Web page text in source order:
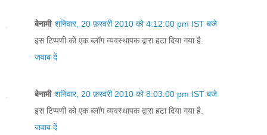
बेनामी शनिवार, 20 फ़रवरी 2010 को 4:12:00 pm IST बजे
इस टिप्पणी को एक ब्लॉग व्यवस्थापक द्वारा हटा दिया गया है.
जवाब दें
बेनामी शनिवार, 20 फ़रवरी 2010 को 8:03:00 pm IST बजे
इस टिप्पणी को एक ब्लॉग व्यवस्थापक द्वारा हटा दिया गया है.
जवाब दें